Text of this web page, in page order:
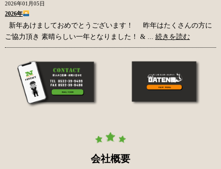
2026年01月05日
2026年
新年あけましておめでとうございます！ 昨年はたくさんの方に
ご協力頂き 素晴らしい一年となりました！ & ... 続きを読む
会社概要